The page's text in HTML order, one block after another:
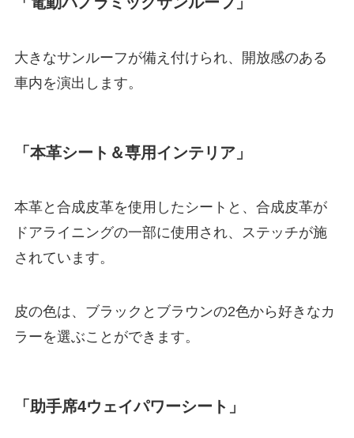
大きなサンルーフが備え付けられ、開放感のある
車内を演出します。
「本革シート＆専用インテリア」
本革と合成皮革を使用したシートと、合成皮革が
ドアライニングの一部に使用され、ステッチが施
されています。
皮の色は、ブラックとブラウンの2色から好きなカ
ラーを選ぶことができます。
「助手席4ウェイパワーシート」